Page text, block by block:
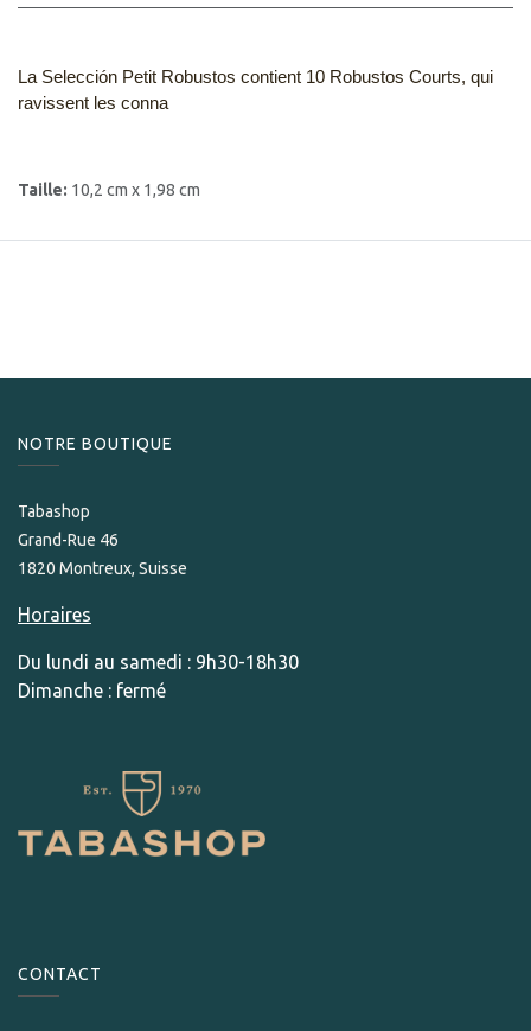
La Selección Petit Robustos contient 10 Robustos Courts, qui
ravissent les conna
Taille: 10,2 cm x 1,98 cm
NOTRE BOUTIQUE
Tabashop
Grand-Rue 46
1820 Montreux, Suisse
Horaires
Du lundi au samedi : 9h30-18h30
Dimanche : fermé
CONTACT